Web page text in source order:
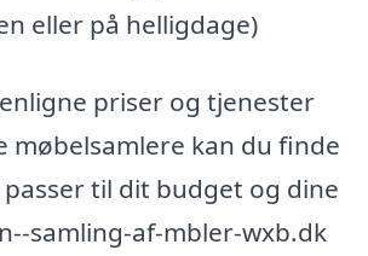
eller på helligdage)
priser og tjenester
møbelsamlere kan du finde
til dit budget og dine
samling-af-mbler-wxb.dk